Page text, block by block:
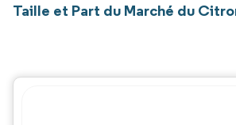
Taille et Part du Marché du